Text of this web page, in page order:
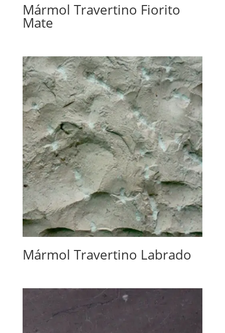
Mármol Travertino Fiorito
Mate
Mármol Travertino Labrado